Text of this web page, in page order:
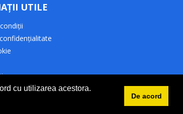
cu utilizarea acestora.
De acord
UTILE